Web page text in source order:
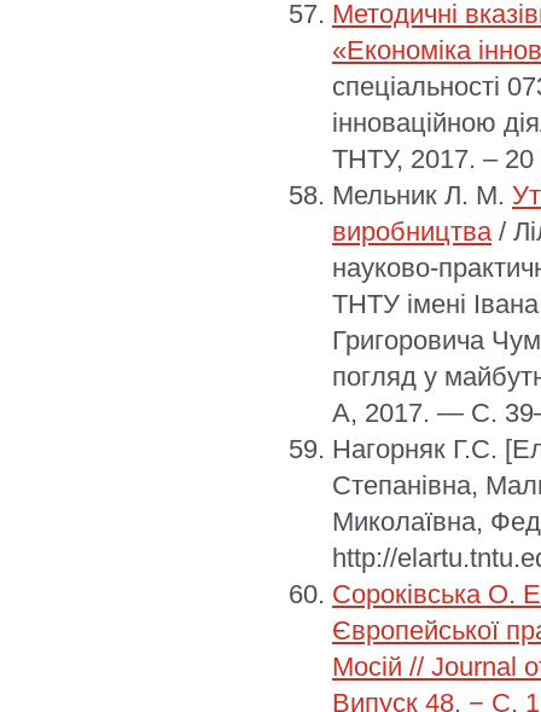
Методичні
«Економіка
спеціальності
інноваційною
ТНТУ, 2017. – 20
Мельник Л. М.
виробництва /
науково-
ТНТУ імені
Григоровича
погляд у
А, 2017. — С.
Нагорняк Г.С.
Степанівна,
Миколаївна,
http://
Сороківська О.
Європейської
Мосій // Journal
Випуск 48. − С.